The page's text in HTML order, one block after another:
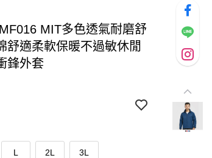
MIT多色透氣耐磨舒
舒適柔軟保暖不過敏休閒
鋒外套
L 2L 3L